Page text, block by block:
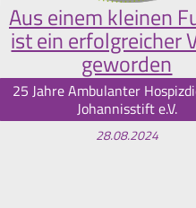
Aus einem kleinen
ist ein erfolgreicher
geworden
25 Jahre Ambulanter
Johannisstift e.V.
28.08.2024